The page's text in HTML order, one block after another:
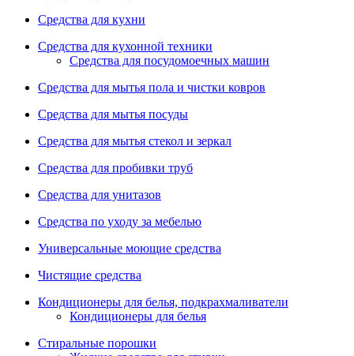
Средства для кухни
Средства для кухонной техники
Средства для посудомоечных машин
Средства для мытья пола и чистки ковров
Средства для мытья посуды
Средства для мытья стекол и зеркал
Средства для пробивки труб
Средства для унитазов
Средства по уходу за мебелью
Универсальные моющие средства
Чистящие средства
Кондиционеры для белья, подкрахмаливатели
Кондиционеры для белья
Стиральные порошки